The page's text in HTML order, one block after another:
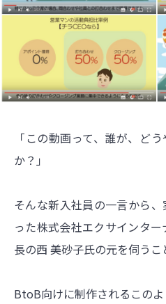
「この動画って、誰が、ど
か？」
そんな新入社員の一言から
った株式会社エクサインタ
長の西 美砂子氏の元を伺うこ
BtoB向けに制作されるこの